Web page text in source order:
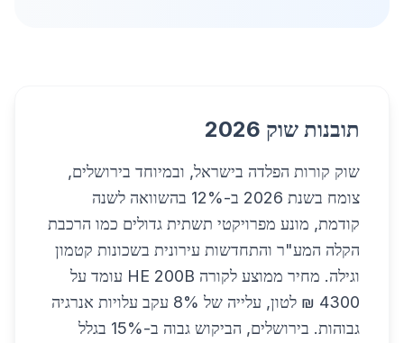
תובנות שוק 2026
שוק קורות הפלדה בישראל, ובמיוחד בירושלים,
צומח בשנת 2026 ב-12% בהשוואה לשנה
קודמת, מונע מפרויקטי תשתית גדולים כמו הרכבת
הקלה המע"ר והתחדשות עירונית בשכונות קטמון
וגילה. מחיר ממוצע לקורה HE 200B עומד על
4300 ₪ לטון, עלייה של 8% עקב עלויות אנרגיה
גבוהות. בירושלים, הביקוש גבוה ב-15% בגלל